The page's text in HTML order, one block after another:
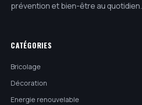
prévention et bien-être au quotidien.
CATÉGORIES
Bricolage
Décoration
Energie renouvelable